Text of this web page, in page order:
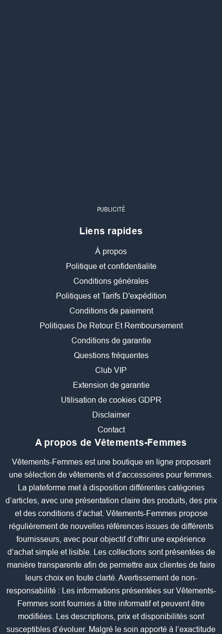
PUBLICITÉ
Liens rapides
À propos
Politique et confidentialite
Conditions générales
Politiques et Tarifs D'expédition
Conditions de paiement
Politiques De Retour Et Remboursement
Conditions de garantie
Questions fréquentes
Club VIP
Extension de garantie
Utilisation de cookies GDPR
Disclaimer
Contact
A propos de Vêtements-Femmes
Vêtements-Femmes est une boutique en ligne proposant
une sélection de vêtements et d’accessoires pour femmes.
La plateforme met à disposition différentes catégories
d’articles, avec une présentation claire des produits, des prix
et des conditions d’achat. Vêtements-Femmes propose
régulièrement de nouvelles références issues de différents
fournisseurs, avec pour objectif d’offrir une expérience
d’achat simple et lisible. Les collections sont présentées de
manière transparente afin de permettre aux clientes de faire
leurs choix en toute clarté. Avertissement de non-
responsabilité : Les informations présentées sur Vêtements-
Femmes sont fournies à titre informatif et peuvent être
modifiées. Les descriptions, prix et disponibilités sont
susceptibles d’évoluer. Malgré le soin apporté à l’exactitude